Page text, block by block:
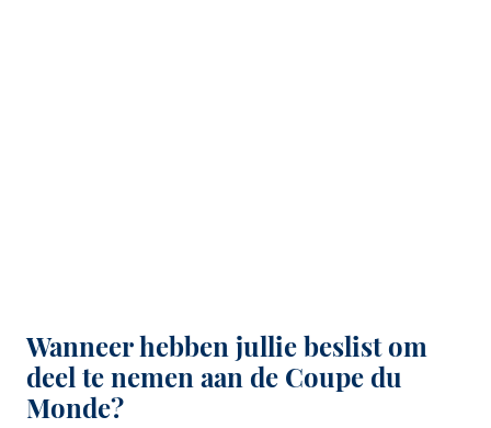
Wanneer hebben jullie beslist om
deel te nemen aan de Coupe du
Monde?